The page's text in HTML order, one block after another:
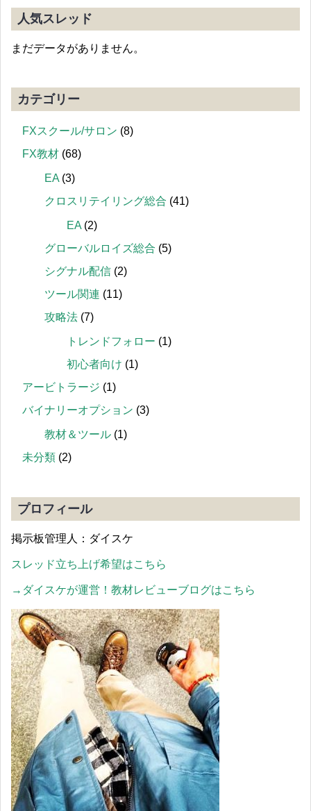
人気スレッド
まだデータがありません。
カテゴリー
FXスクール/サロン (8)
FX教材 (68)
EA (3)
クロスリテイリング総合 (41)
EA (2)
グローバルロイズ総合 (5)
シグナル配信 (2)
ツール関連 (11)
攻略法 (7)
トレンドフォロー (1)
初心者向け (1)
アービトラージ (1)
バイナリーオプション (3)
教材＆ツール (1)
未分類 (2)
プロフィール
掲示板管理人：ダイスケ
スレッド立ち上げ希望はこちら
→ダイスケが運営！ 教材レビューブログはこちら